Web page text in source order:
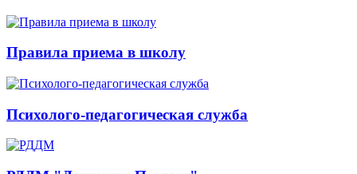
Правила приема в школу
Психолого-педагогическая служба